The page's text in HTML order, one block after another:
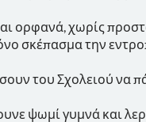
ορφανά, χωρίς
σκέπασμα την
του Σχολειού να
ψωμί γυμνά και